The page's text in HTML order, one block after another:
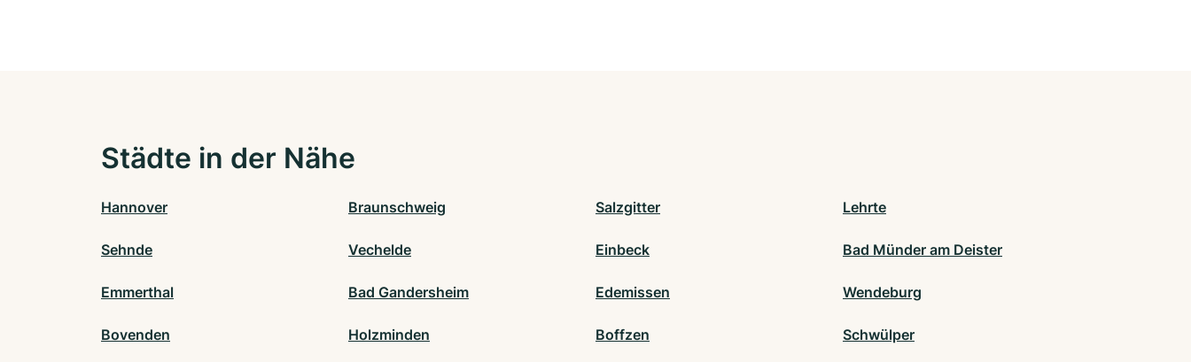
Städte in der Nähe
Hannover Braunschweig Salzgitter Lehrte
Sehnde Vechelde Einbeck Bad Münder am Deister
Emmerthal Bad Gandersheim Edemissen Wendeburg
Bovenden Holzminden Boffzen Schwülper